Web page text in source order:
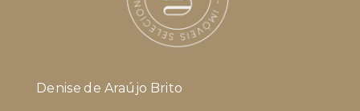
Denise de Araújo Brito